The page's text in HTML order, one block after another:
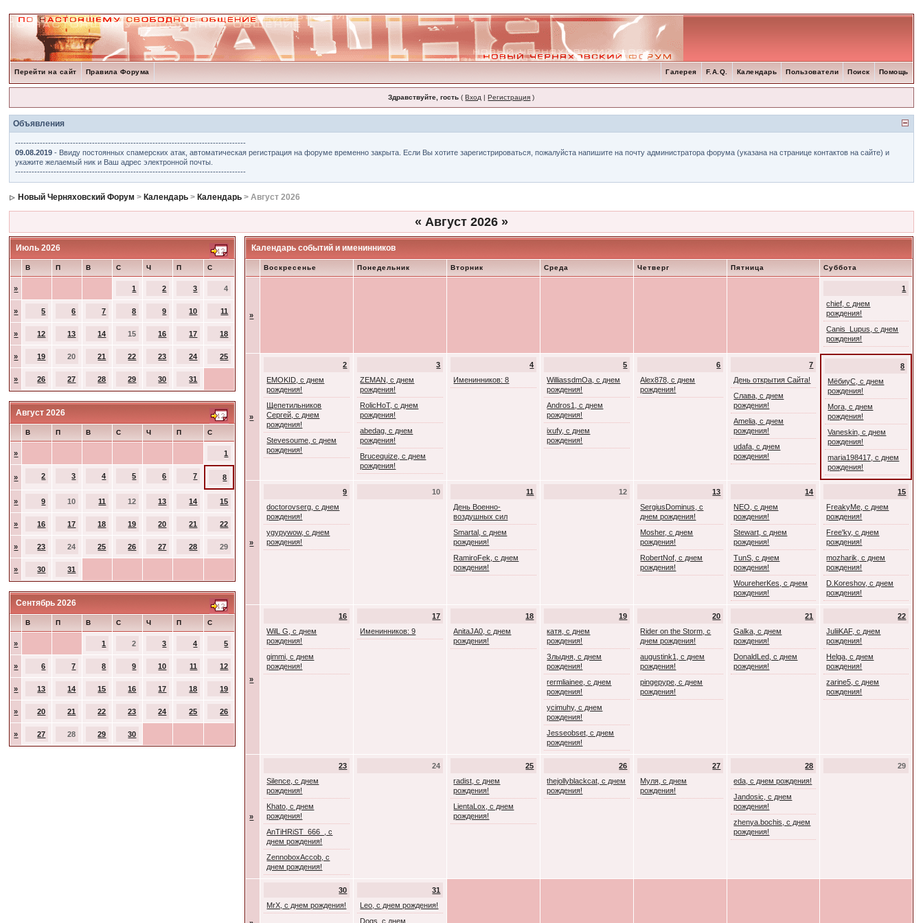
Перейти на сайт Правила Форума Помощь
Поиск
Пользователи
Календарь
F.A.Q.
Галерея
Здравствуйте, гость (Вход |Регистрация )
Объявления
------------------------------------------------------------------------------------
09.08.2019 - Ввиду постоянных спамерских атак, автоматическая регистрация на форуме временно закрыта. Если Вы хотите зарегистрироваться, пожалуйста напишите на почту администратора форума (указана на странице контактов на сайте) и
укажите желаемый ник и Ваш адрес электронной почты.
------------------------------------------------------------------------------------
Новый Черняховский Форум > Календарь > Календарь > Август 2026
« Август 2026 »
Июль 2026
В П В С Ч П С
» 1 2 3 4
» 5 6 7 8 9 10 11
» 12 13 14 15 16 17 18
» 19 20 21 22 23 24 25
» 26 27 28 29 30 31
Август 2026
В П В С Ч П С
» 1
» 2 3 4 5 6 7 8
» 9 10 11 12 13 14 15
» 16 17 18 19 20 21 22
» 23 24 25 26 27 28 29
» 30 31
Сентябрь 2026
В П В С Ч П С
» 1 2 3 4 5
» 6 7 8 9 10 11 12
» 13 14 15 16 17 18 19
» 20 21 22 23 24 25 26
» 27 28 29 30
Календарь событий и именинников
Воскресенье Понедельник Вторник Среда Четверг Пятница Суббота
»
1
chief, с днем
рождения!
Canis_Lupus, с днем
рождения!
»
2
EMOKID, с днем
рождения!
Щепетильников
Сергей, с днем
рождения!
Stevesoume, с днем
рождения!
3
ZEMAN, с днем
рождения!
RolicHoT, с днем
рождения!
abedag, с днем
рождения!
Brucequize, с днем
рождения!
4
Именинников: 8
5
WilliassdmOa, с днем
рождения!
Andros1, с днем
рождения!
ixufy, с днем
рождения!
6
Alex878, с днем
рождения!
7
День открытия Сайта!
Слава, с днем
рождения!
Amelia, с днем
рождения!
udafa, с днем
рождения!
8
МёбиуС, с днем
рождения!
Mora, с днем
рождения!
Vaneskin, с днем
рождения!
maria198417, с днем
рождения!
»
9
doctorovserg, с днем
рождения!
ygypywow, с днем
рождения!
10
11
День Военно-
воздушных сил
Smartal, с днем
рождения!
RamiroFek, с днем
рождения!
12
13
SergiusDominus, с
днем рождения!
Mosher, с днем
рождения!
RobertNof, с днем
рождения!
14
NEO, с днем
рождения!
Stewart, с днем
рождения!
TunS, с днем
рождения!
WoureherKes, с днем
рождения!
15
FreakyMe, с днем
рождения!
Free'ky, с днем
рождения!
mozharik, с днем
рождения!
D.Koreshov, с днем
рождения!
»
16
WilL G, с днем
рождения!
gimmi, с днем
рождения!
17
Именинников: 9
18
AnitaJA0, с днем
рождения!
19
катя, с днем
рождения!
Злыдня, с днем
рождения!
rermliainee, с днем
рождения!
ycimuhy, с днем
рождения!
Jesseobset, с днем
рождения!
20
Rider on the Storm, с
днем рождения!
augustink1, с днем
рождения!
pingepype, с днем
рождения!
21
Galka, с днем
рождения!
DonaldLed, с днем
рождения!
22
JuliiKAF, с днем
рождения!
Helga, с днем
рождения!
zarine5, с днем
рождения!
»
23
Silence, с днем
рождения!
Khato, с днем
рождения!
AnTiHRiST_666_, с
днем рождения!
ZennoboxAccob, с
днем рождения!
24
25
radist, с днем
рождения!
LientaLox, с днем
рождения!
26
thejollyblackcat, с днем
рождения!
27
Муля, с днем
рождения!
28
eda, с днем рождения!
Jandosic, с днем
рождения!
zhenya.bochis, с днем
рождения!
29
30
MrX, с днем рождения!
31
Leo, с днем рождения!
Dogs, с днем